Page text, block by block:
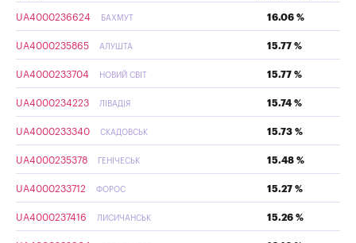
UA4000236624 БАХМУТ 16.06 %
UA4000235865 АЛУШТА 15.77 %
UA4000233704 НОВИЙ СВІТ 15.77 %
UA4000234223 ЛІВАДІЯ 15.74 %
UA4000233340 СКАДОВСЬК 15.73 %
UA4000235378 ГЕНІЧЕСЬК 15.48 %
UA4000233712 ФОРОС 15.27 %
UA4000237416 ЛИСИЧАНСЬК 15.26 %